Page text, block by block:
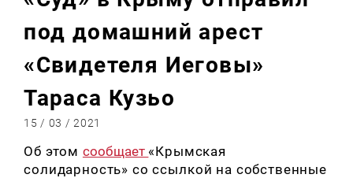
под домашний арест
«Свидетеля Иеговы»
Тараса Кузьо
15 / 03 / 2021
Об этом сообщает «Крымская
солидарность» со ссылкой на собственные